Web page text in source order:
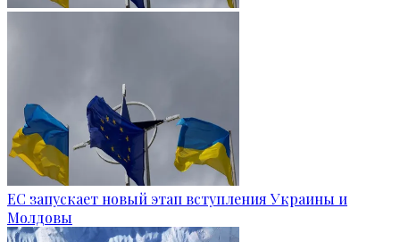
ЕС запускает новый этап вступления Украины и
Молдовы